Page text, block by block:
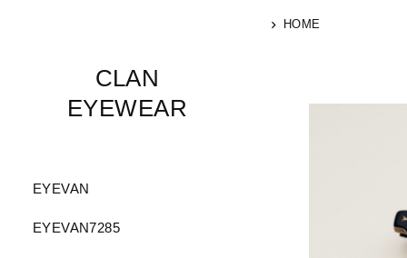
CLAN
EYEWEAR
EYEVAN
EYEVAN7285
HOME